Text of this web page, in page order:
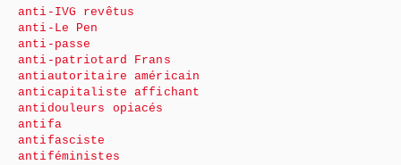
anti-IVG revêtus
anti-Le Pen
anti-passe
anti-patriotard Frans
antiautoritaire américain
anticapitaliste affichant
antidouleurs opiacés
antifa
antifasciste
antiféministes